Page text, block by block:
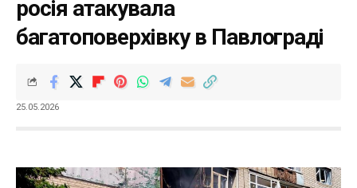
росія атакувала
багатоповерхівку в Павлограді
25.05.2026